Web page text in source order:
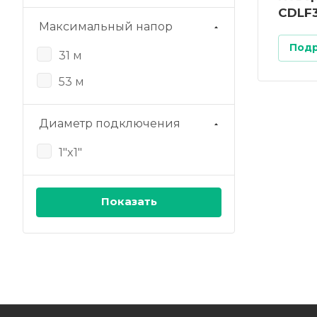
Максимальный напор
31 м
53 м
Диаметр подключения
1"x1"